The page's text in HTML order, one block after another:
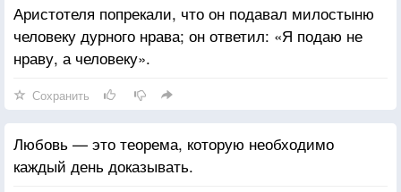
Аристотеля попрекали, что он подавал милостыню
человеку дурного нрава; он ответил: «Я подаю не
нраву, а человеку».
Сохранить
Любовь — это теорема, которую необходимо
каждый день доказывать.